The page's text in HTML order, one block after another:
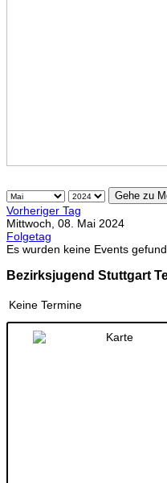
Gehe zu
Vorheriger Tag
Mittwoch, 08. Mai 2024
Folgetag
Es wurden keine Events
Bezirksjugend Stuttgart
Keine Termine